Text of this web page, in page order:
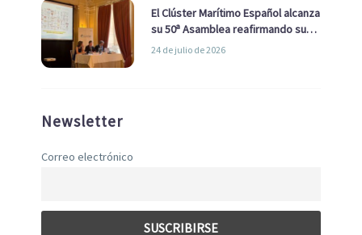
El Clúster Marítimo Español alcanza
su 50ª Asamblea reafirmando su
liderazgo en la Economía Azul
24 de julio de 2026
Newsletter
Correo electrónico